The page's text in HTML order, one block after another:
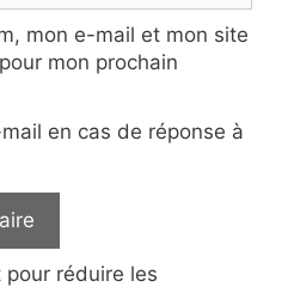
mon e-mail et mon site
mon prochain
en cas de réponse à
réduire les